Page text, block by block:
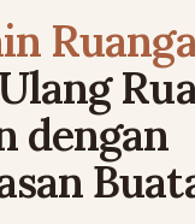
furnitur yang sama, tata
ruangan
meja sebelum membeli.
dengan